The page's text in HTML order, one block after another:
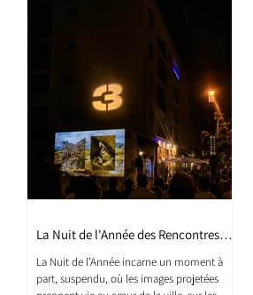
La Nuit de l'Année des Rencontres
Photo 2025
La Nuit de l’Année incarne un moment à
part, suspendu, où les images projetées